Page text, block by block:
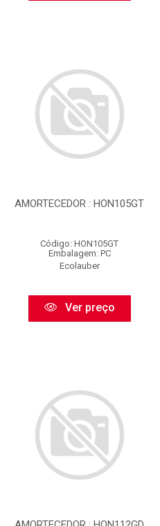
AMORTECEDOR : HON105GT
Código: HON105GT
Embalagem: PC
Ecolauber
Ver preço